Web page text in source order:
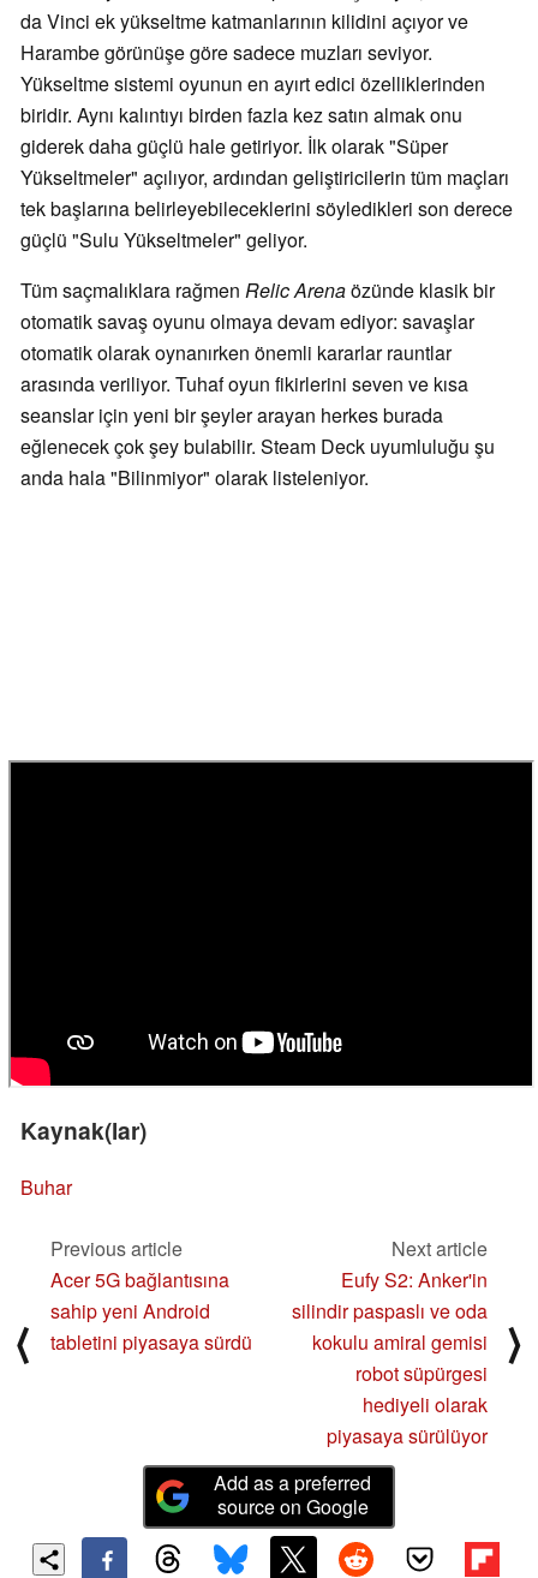
da Vinci ek yükseltme katmanlarının kilidini açıyor ve
Harambe görünüşe göre sadece muzları seviyor.
Yükseltme sistemi oyunun en ayırt edici özelliklerinden
biridir. Aynı kalıntıyı birden fazla kez satın almak onu
giderek daha güçlü hale getiriyor. İlk olarak "Süper
Yükseltmeler" açılıyor, ardından geliştiricilerin tüm maçları
tek başlarına belirleyebileceklerini söyledikleri son derece
güçlü "Sulu Yükseltmeler" geliyor.
Tüm saçmalıklara rağmen Relic Arenaözünde klasik bir
otomatik savaş oyunu olmaya devam ediyor: savaşlar
otomatik olarak oynanırken önemli kararlar rauntlar
arasında veriliyor. Tuhaf oyun fikirlerini seven ve kısa
seanslar için yeni bir şeyler arayan herkes burada
eğlenecek çok şey bulabilir. Steam Deck uyumluluğu şu
anda hala "Bilinmiyor" olarak listeleniyor.
Kaynak(lar)
Buhar
⟨
Previous article
Acer 5G bağlantısına
sahip yeni Android
tabletini piyasaya sürdü
Next article
Eufy S2: Anker'in
silindir paspaslı ve oda
kokulu amiral gemisi
robot süpürgesi
hediyeli olarak
piyasaya sürülüyor
⟩
Add as a preferred
source on Google